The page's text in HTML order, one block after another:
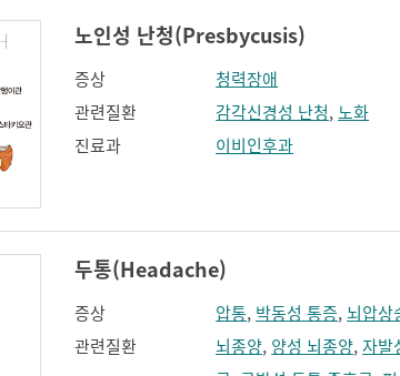
노인성 난청(Presbycusis)
증상
청력장애
관련질환
감각신경성 난청,노화
진료과
이비인후과
두통(Headache)
증상 압통, 박동성 통증, 뇌압상
관련질환
뇌종양, 양성 뇌종양,자발